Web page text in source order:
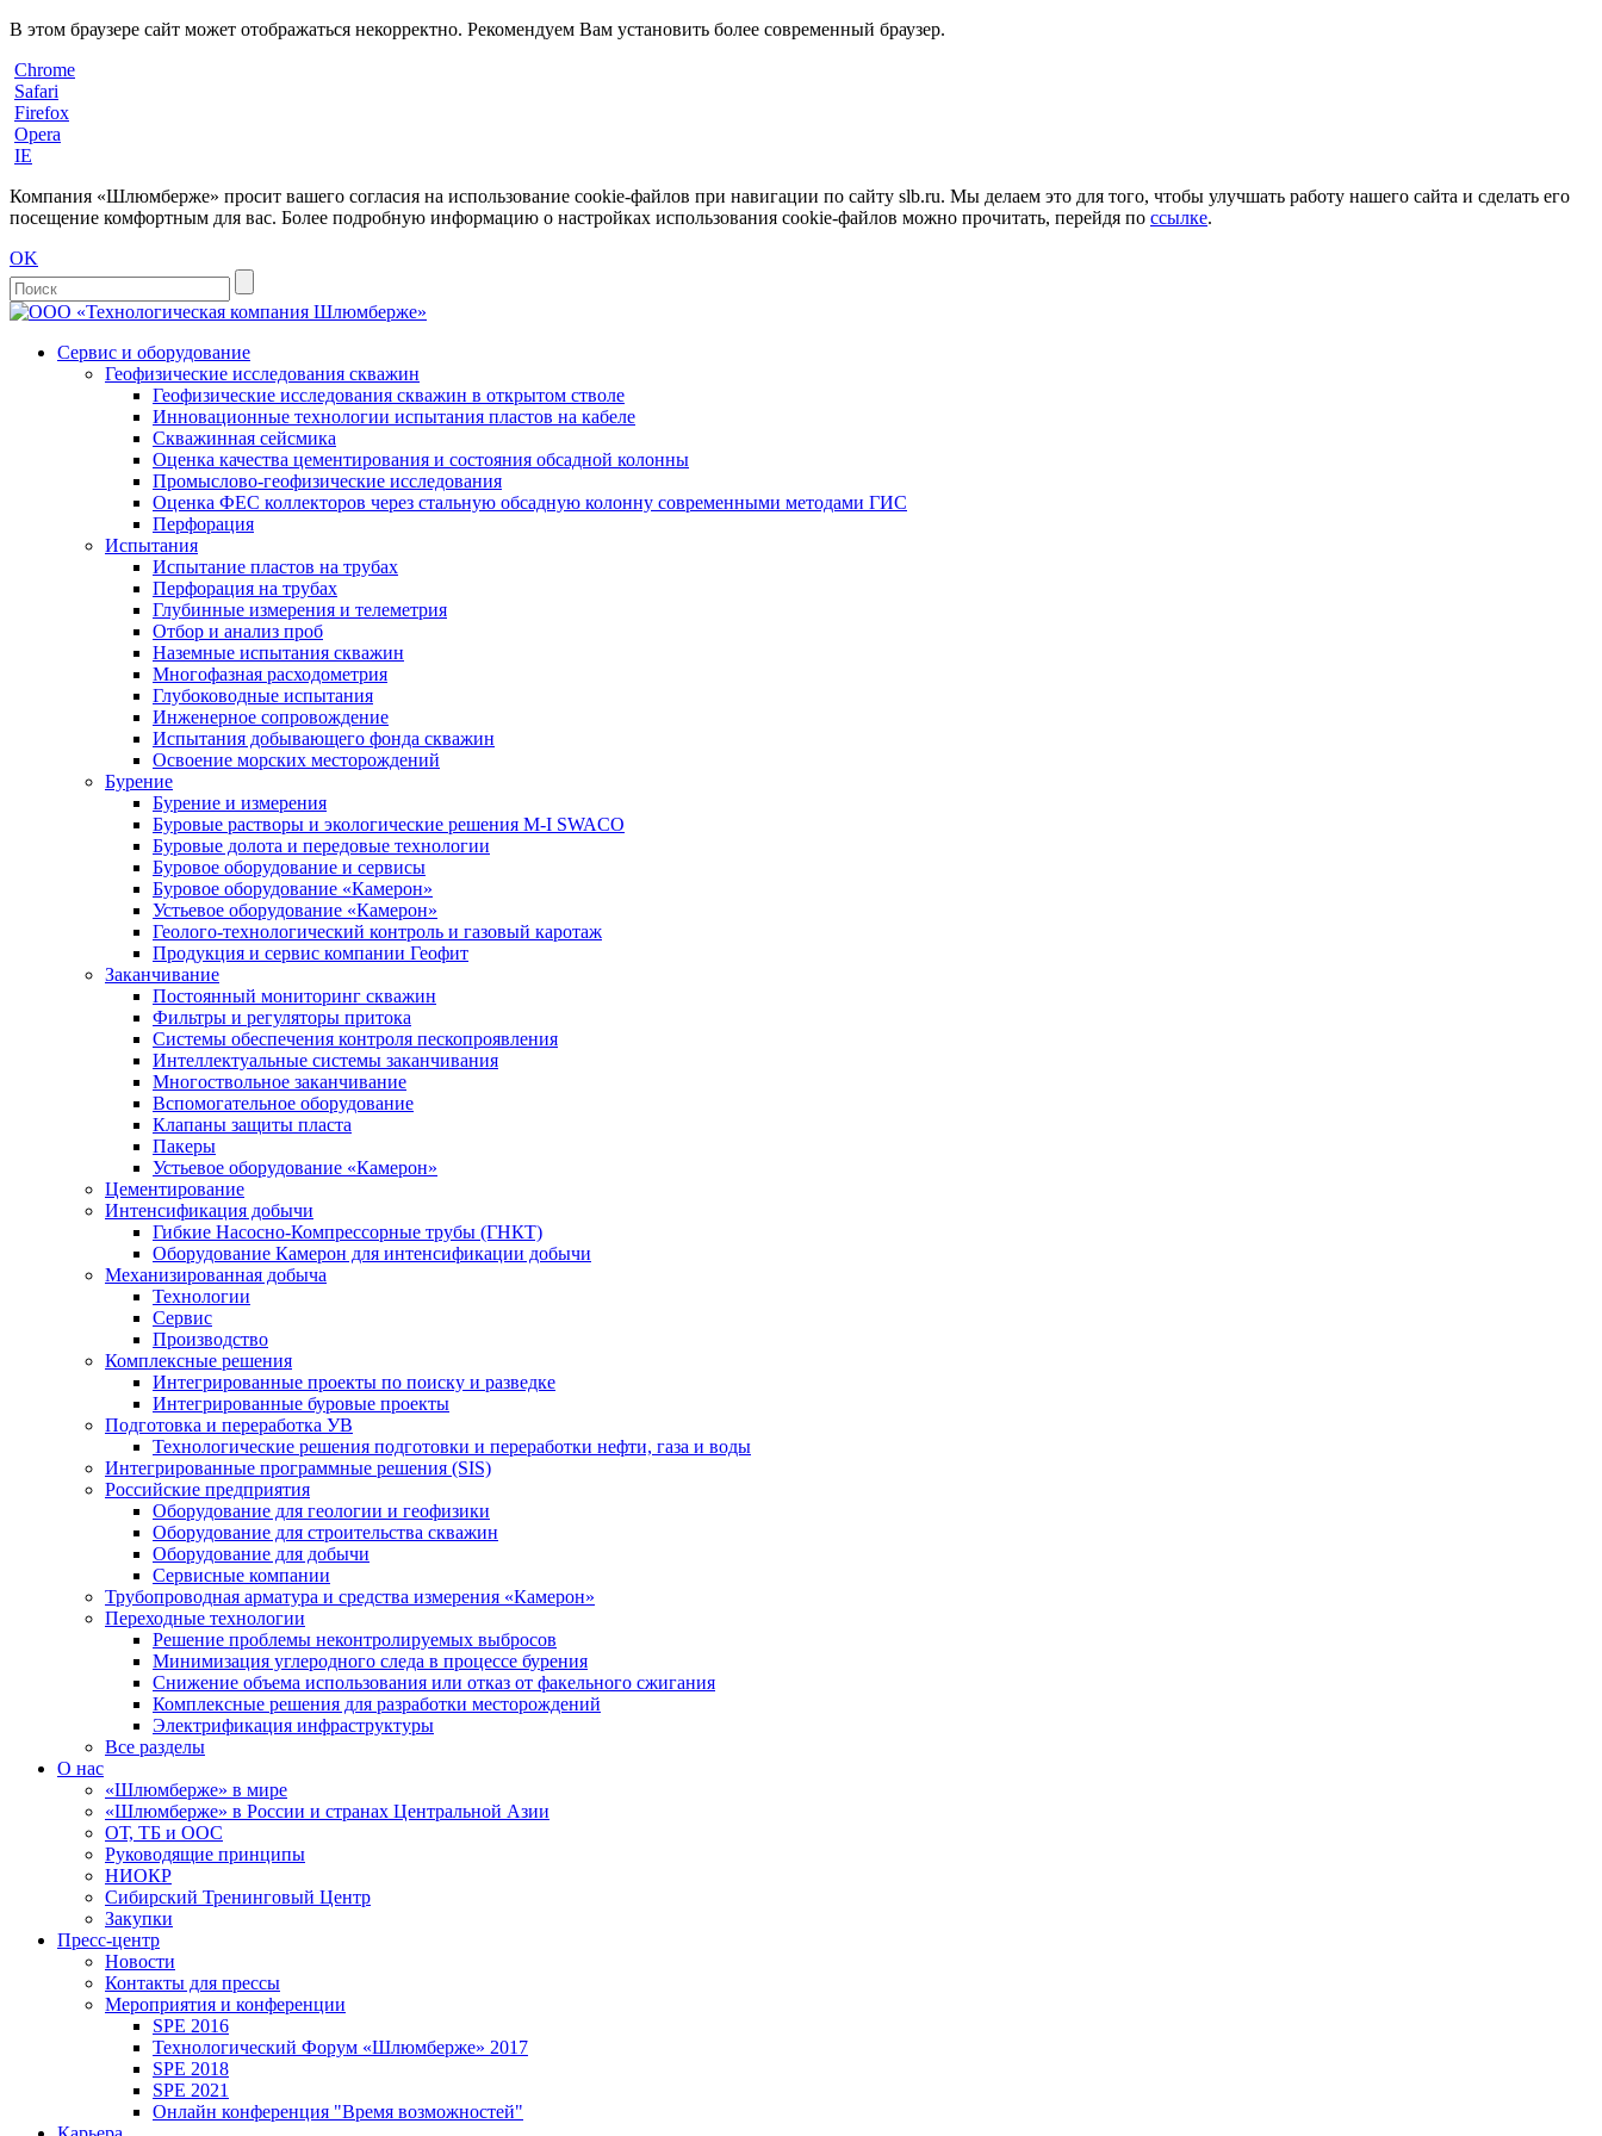
В этом браузере сайт может отображаться некорректно. Рекомендуем Вам установить более современный браузер.
Chrome
Safari
Firefox
Opera
IE
Компания «Шлюмберже» просит вашего согласия на использование cookie-файлов при навигации по сайту slb.ru. Мы делаем это для того, чтобы улучшать работу нашего сайта и сделать его
посещение комфортным для вас. Более подробную информацию о настройках использования cookie-файлов можно прочитать, перейдя по ссылке.
OK
Сервис и оборудование
Геофизические исследования скважин
Геофизические исследования скважин в открытом стволе
Инновационные технологии испытания пластов на кабеле
Скважинная сейсмика
Оценка качества цементирования и состояния обсадной колонны
Промыслово-геофизические исследования
Оценка ФЕС коллекторов через стальную обсадную колонну современными методами ГИС
Перфорация
Испытания
Испытание пластов на трубах
Перфорация на трубах
Глубинные измерения и телеметрия
Отбор и анализ проб
Наземные испытания скважин
Многофазная расходометрия
Глубоководные испытания
Инженерное сопровождение
Испытания добывающего фонда скважин
Освоение морских месторождений
Бурение
Бурение и измерения
Буровые растворы и экологические решения M-I SWACO
Буровые долота и передовые технологии
Буровое оборудование и сервисы
Буровое оборудование «Камерон»
Устьевое оборудование «Камерон»
Геолого-технологический контроль и газовый каротаж
Продукция и сервис компании Геофит
Заканчивание
Постоянный мониторинг скважин
Фильтры и регуляторы притока
Cистемы обеспечения контроля пескопроявления
Интеллектуальные системы заканчивания
Многоствольное заканчивание
Вспомогательное оборудование
Клапаны защиты пласта
Пакеры
Устьевое оборудование «Камерон»
Цементирование
Интенсификация добычи
Гибкие Насосно-Компрессорные трубы (ГНКТ)
Оборудование Камерон для интенсификации добычи
Механизированная добыча
Технологии
Сервис
Производство
Комплексные решения
Интегрированные проекты по поиску и разведке
Интегрированные буровые проекты
Подготовка и переработка УВ
Технологические решения подготовки и переработки нефти, газа и воды
Интегрированные программные решения (SIS)
Российские предприятия
Оборудование для геологии и геофизики
Оборудование для строительства скважин
Оборудование для добычи
Сервисные компании
Трубопроводная арматура и средства измерения «Камерон»
Переходные технологии
Решение проблемы неконтролируемых выбросов
Минимизация углеродного следа в процессе бурения
Снижение объема использования или отказ от факельного сжигания
Комплексные решения для разработки месторождений
Электрификация инфраструктуры
Все разделы
О нас
«Шлюмберже» в мире
«Шлюмберже» в России и странах Центральной Азии
ОТ, ТБ и ООС
Руководящие принципы
НИОКР
Сибирский Тренинговый Центр
Закупки
Пресс-центр
Новости
Контакты для прессы
Мероприятия и конференции
SPE 2016
Технологический Форум «Шлюмберже» 2017
SPE 2018
SPE 2021
Онлайн конференция "Время возможностей"